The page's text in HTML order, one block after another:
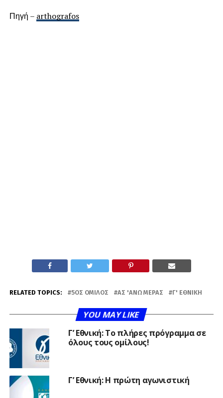
Πηγή – arthografos
RELATED TOPICS: 5ΟΣ ΌΜΙΛΟΣ ΑΣ 'ΑΝΩ ΜΕΡΆΣ Γ' ΕΘΝΙΚΉ
YOU MAY LIKE
Γ’ Εθνική: Το πλήρες πρόγραμμα σε
όλους τους ομίλους!
Γ’ Εθνική: Η πρώτη αγωνιστική